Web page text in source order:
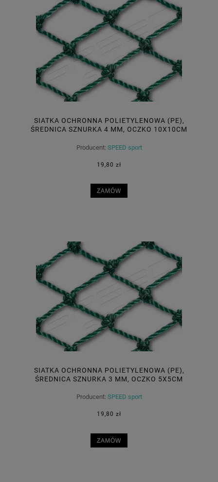
SIATKA OCHRONNA POLIETYLENOWA (PE),
ŚREDNICA SZNURKA 4 MM, OCZKO 10X10CM
Producent: SPEED sport
19,80 zł
ZAMÓW
SIATKA OCHRONNA POLIETYLENOWA (PE),
ŚREDNICA SZNURKA 3 MM, OCZKO 5X5CM
Producent: SPEED sport
19,80 zł
ZAMÓW